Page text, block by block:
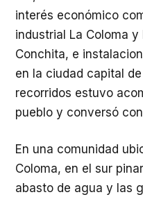
interés económico
industrial La Coloma
Conchita, e
en la ciudad capital
recorridos estuvo
pueblo y conversó
En una comunidad
Coloma, en el sur
abasto de agua y las